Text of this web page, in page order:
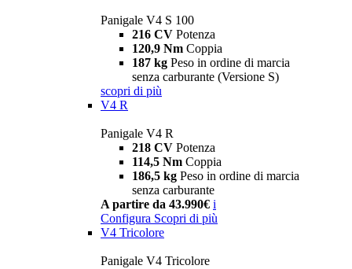
Panigale V4 S 100
216 CV Potenza
120,9 Nm Coppia
187 kg Peso in ordine di marcia
senza carburante (Versione S)
scopri di più
V4 R
Panigale V4 R
218 CV Potenza
114,5 Nm Coppia
186,5 kg Peso in ordine di marcia
senza carburante
A partire da 43.990€ i
Configura Scopri di più
V4 Tricolore
Panigale V4 Tricolore